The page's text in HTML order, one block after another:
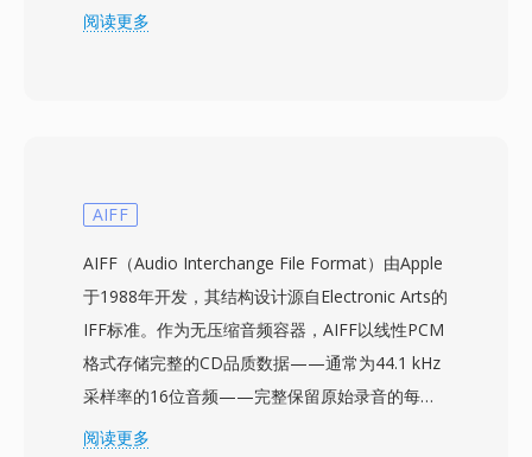
媒体技术栈。Google在发布WebM的同时以宽松
压缩效率可与H.264 High Profile竞争，接近HEVC
Chrome、Firefox、Edge和Opera等主流网页浏
览器原生支持WebM播放，YouTube使用WebM
中的VP9作为其大部分内容的主要传输格式。该格
式支持视频中的Alpha通道透明度等特性，使其在
合成网页图形和叠加层方面颇具价值。近期WebM
已扩展支持AV1视频，延续其作为开放编解码器推
阅读更多
AIFF
AIFF（Audio Interchange File Format）由Apple
于1988年开发，其结构设计源自Electronic Arts的
IFF标准。作为无压缩音频容器，AIFF以线性PCM
格式存储完整的CD品质数据——通常为44.1 kHz
采样率的16位音频——完整保留原始录音的每一
个细节，不进行有损编码。该格式以块结构组织内
阅读更多